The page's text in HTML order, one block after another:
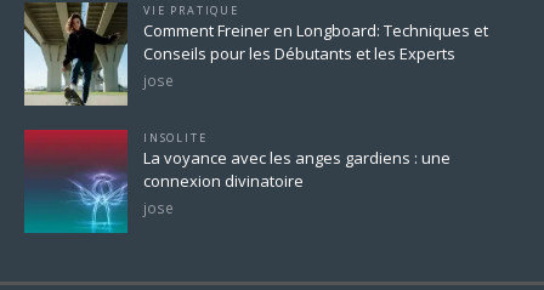
VIE PRATIQUE
Comment Freiner en Longboard: Techniques et
Conseils pour les Débutants et les Experts
jose
INSOLITE
La voyance avec les anges gardiens : une
connexion divinatoire
jose